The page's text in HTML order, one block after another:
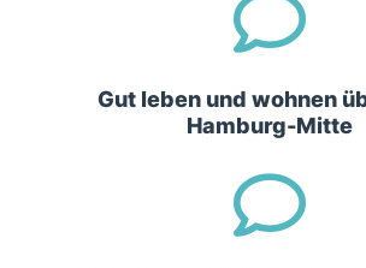
Gut leben und wohnen
Hamburg-Mitte